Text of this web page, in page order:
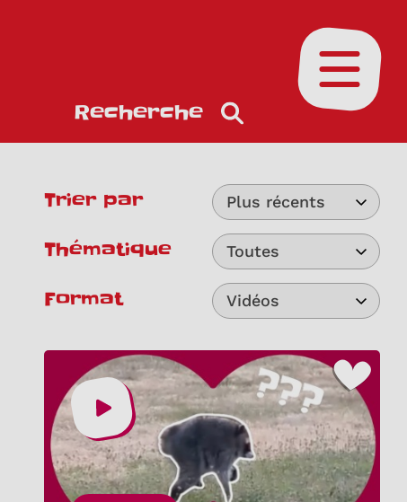
Recherche
Ouvrir le
Trier par Plus récents
Thématique Toutes
Format Vidéos